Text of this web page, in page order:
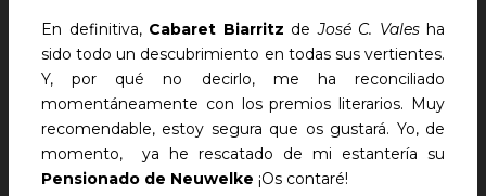
En definitiva, Cabaret Biarritz deJosé C. Valesha
sido todo un descubrimiento en todas sus vertientes.
Y, por qué no decirlo, me ha reconciliado
momentáneamente con los premios literarios. Muy
recomendable, estoy segura que os gustará. Yo, de
momento, ya he rescatado de mi estantería su
Pensionado de Neuwelke ¡Os contaré!